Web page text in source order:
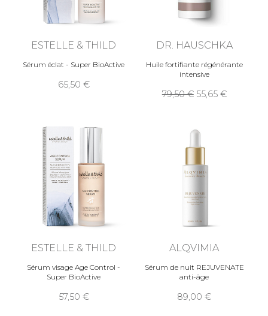
ESTELLE & THILD
Sérum éclat - Super BioActive
65,50
DR. HAUSCHKA
Huile fortifiante régénérante
intensive
79,50 55,65
ESTELLE & THILD
Sérum visage Age Control -
Super BioActive
57,50
ALQVIMIA
Sérum de nuit REJUVENATE
anti-âge
89,00